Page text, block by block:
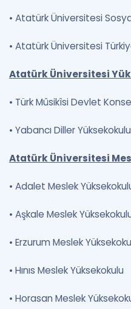
• Atatürk Üniversitesi
• Atatürk Üniversitesi
Atatürk Üniversitesi
• Türk Mûsikîsi Devlet
• Yabancı Diller Yüksekokulu
Atatürk Üniversitesi
• Adalet Meslek
• Aşkale Meslek
• Erzurum Meslek
• Hınıs Meslek Yüksekokulu
• Horasan Meslek